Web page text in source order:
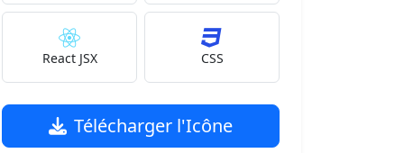
React JSX CSS
Télécharger l'Icône